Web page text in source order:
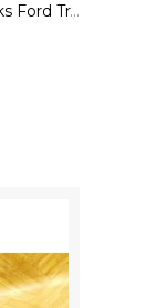
Außenspiegel Seitenspiegel links Ford Transit Connect T200 mechanisch unlackiert